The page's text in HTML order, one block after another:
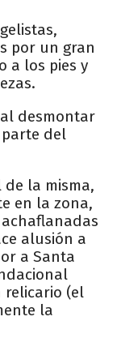
por un gran
a los pies y
desmontar
del
la misma,
en la zona,
alusión a
a Santa
relicario (el
la